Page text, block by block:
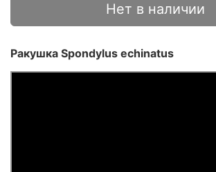
Нет в наличии
Ракушка Spondylus echinatus